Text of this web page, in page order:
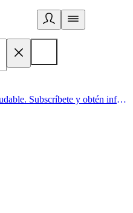
Acá comienza un estilo de vida saludable. Subscríbete y obtén información de primera mano